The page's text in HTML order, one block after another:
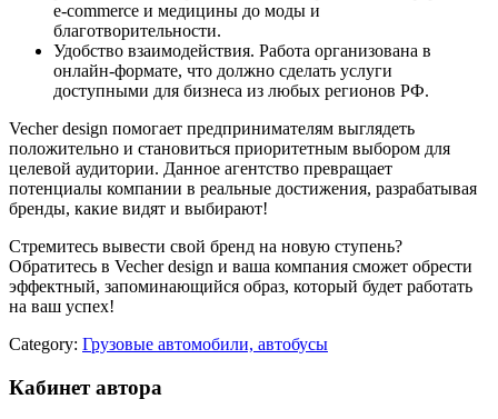
e-commerce и медицины до моды и
благотворительности.
Удобство взаимодействия. Работа организована в
онлайн-формате, что должно сделать услуги
доступными для бизнеса из любых регионов РФ.
Vecher design помогает предпринимателям выглядеть
положительно и становиться приоритетным выбором для
целевой аудитории. Данное агентство превращает
потенциалы компании в реальные достижения, разрабатывая
бренды, какие видят и выбирают!
Стремитесь вывести свой бренд на новую ступень?
Обратитесь в Vecher design и ваша компания сможет обрести
эффектный, запоминающийся образ, который будет работать
на ваш успех!
Category: Грузовые автомобили, автобусы
Кабинет автора